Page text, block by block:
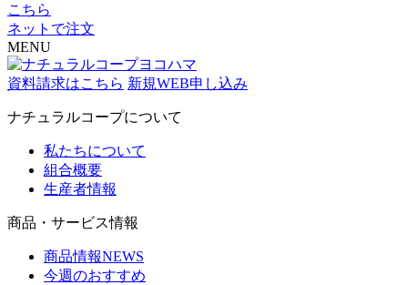
こちら
ネットで注文
MENU
資料請求はこちら 新規WEB申し込み
ナチュラルコープについて
私たちについて
組合概要
生産者情報
商品・サービス情報
商品情報NEWS
今週のおすすめ